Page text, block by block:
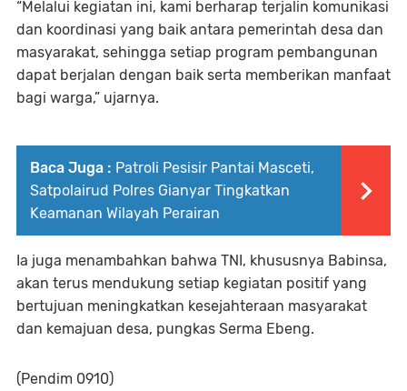
“Melalui kegiatan ini, kami berharap terjalin komunikasi
dan koordinasi yang baik antara pemerintah desa dan
masyarakat, sehingga setiap program pembangunan
dapat berjalan dengan baik serta memberikan manfaat
bagi warga,” ujarnya.
Baca Juga : Patroli Pesisir Pantai Masceti,
Satpolairud Polres Gianyar Tingkatkan
Keamanan Wilayah Perairan
Ia juga menambahkan bahwa TNI, khususnya Babinsa,
akan terus mendukung setiap kegiatan positif yang
bertujuan meningkatkan kesejahteraan masyarakat
dan kemajuan desa, pungkas Serma Ebeng.
(Pendim 0910)